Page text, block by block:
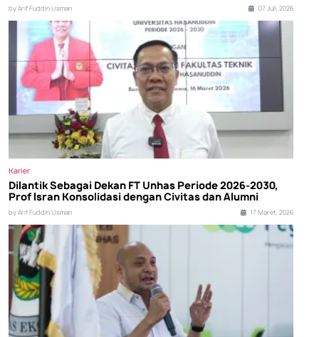
by Arif Fuddin Usman 07 Juli, 2026
Karier
Dilantik Sebagai Dekan FT Unhas Periode 2026-2030,
Prof Isran Konsolidasi dengan Civitas dan Alumni
by Arif Fuddin Usman 17 Maret, 2026